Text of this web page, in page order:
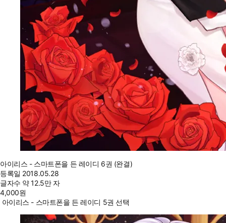
아이리스 - 스마트폰을 든 레이디 6권 (완결)
등록일 2018.05.28
글자수 약 12.5만 자
4,000원
아이리스 - 스마트폰을 든 레이디 5권 선택